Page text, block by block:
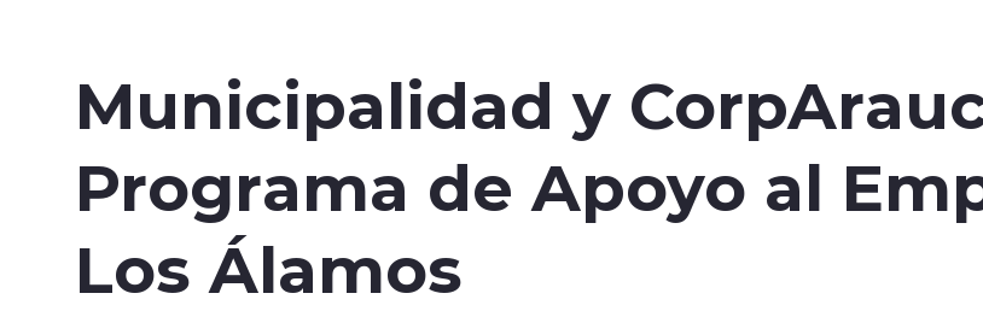
Municipalidad y
Programa de Apoyo al
Los Álamos